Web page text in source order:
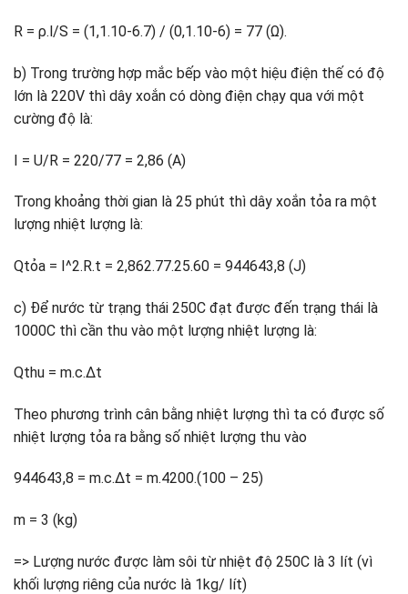
R = ρ.l/S = (1,1.10-6.7) / (0,1.10-6) = 77 (Ω).
b) Trong trường hợp mắc bếp vào một hiệu điện thế có độ
lớn là 220V thì dây xoắn có dòng điện chạy qua với một
cường độ là:
I = U/R = 220/77 = 2,86 (A)
Trong khoảng thời gian là 25 phút thì dây xoắn tỏa ra một
lượng nhiệt lượng là:
Qtỏa = I^2.R.t = 2,862.77.25.60 = 944643,8 (J)
c) Để nước từ trạng thái 250C đạt được đến trạng thái là
1000C thì cần thu vào một lượng nhiệt lượng là:
Qthu = m.c.Δt
Theo phương trình cân bằng nhiệt lượng thì ta có được số
nhiệt lượng tỏa ra bằng số nhiệt lượng thu vào
944643,8 = m.c.Δt = m.4200.(100 – 25)
m = 3 (kg)
=> Lượng nước được làm sôi từ nhiệt độ 250C là 3 lít (vì
khối lượng riêng của nước là 1kg/ lít)